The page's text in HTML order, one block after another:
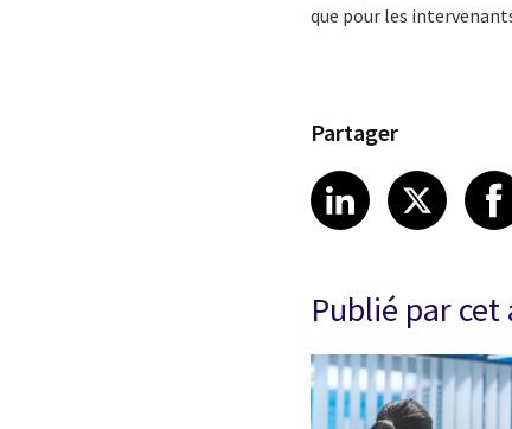
que pour les
Partager
ShareLinkedIn
Share
X
Publié par